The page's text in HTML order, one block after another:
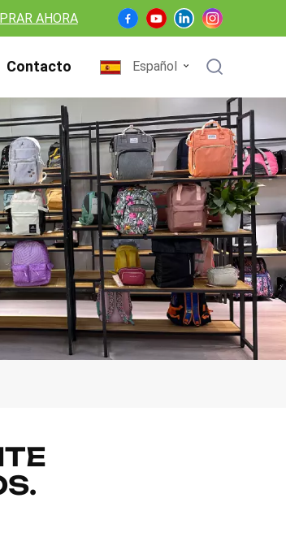
AHORA
Contacto Español
English
Français
Deutsch
Español
Nederlands